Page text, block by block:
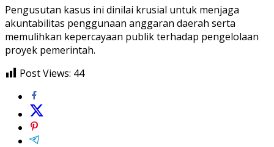
Pengusutan kasus ini dinilai krusial untuk menjaga
akuntabilitas penggunaan anggaran daerah serta
memulihkan kepercayaan publik terhadap pengelolaan
proyek pemerintah.
Post Views: 44